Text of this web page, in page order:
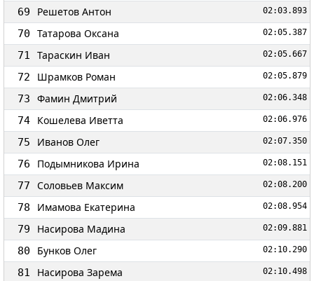
69 Решетов Антон 02:03.893
70 Татарова Оксана 02:05.387
71 Тараскин Иван 02:05.667
72 Шрамков Роман 02:05.879
73 Фамин Дмитрий 02:06.348
74 Кошелева Иветта 02:06.976
75 Иванов Олег 02:07.350
76 Подымникова Ирина 02:08.151
77 Соловьев Максим 02:08.200
78 Имамова Екатерина 02:08.954
79 Насирова Мадина 02:09.881
80 Бунков Олег 02:10.290
81 Насирова Зарема 02:10.498